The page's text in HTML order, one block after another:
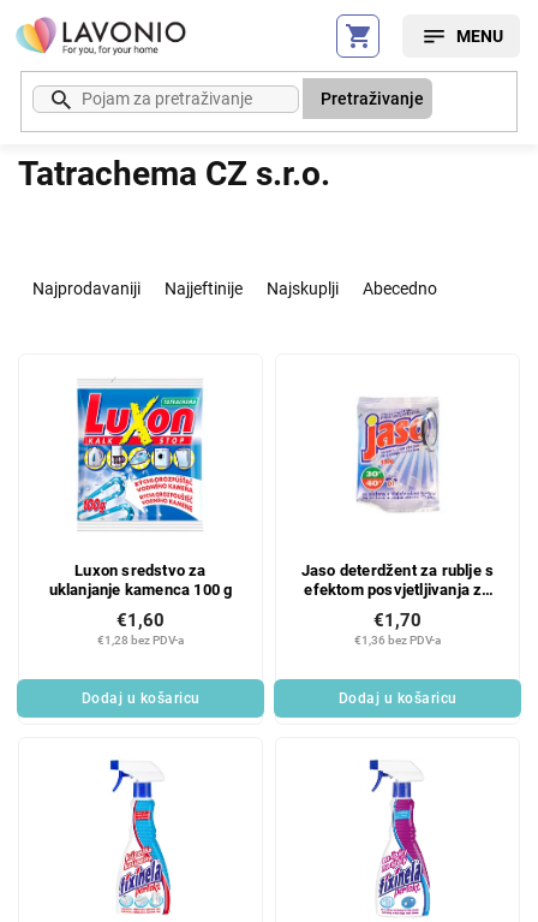
Preskoči
na
sadržaj
Pretraživanje
Tatrachema CZ s.r.o.
o
d
Najprodavaniji Najjeftinije Najskuplji Abecedno
t
s
Luxon sredstvo za
uklanjanje kamenca 100 g
€1,28 bez PDV-a
€1,60
Dodaj u košaricu
Jaso deterdžent za rublje s
efektom posvjetljivanja za
€1,36 bez PDV-a
€1,70
Dodaj u košaricu